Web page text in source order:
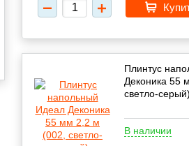
Плинтус
Деконика 55
cветло-серый)
В наличии